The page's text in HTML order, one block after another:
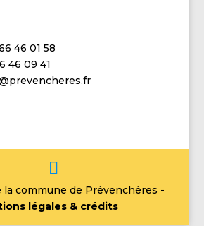
46 01 58
46 09 41
la commune de Prévenchères -
légales & crédits